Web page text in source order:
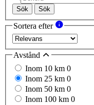
Sök Sök
Sortera efter
Avstånd
Inom 10 km 0
Inom 25 km 0
Inom 50 km 0
Inom 100 km 0